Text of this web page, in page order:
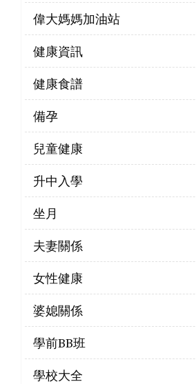
偉大媽媽加油站
健康資訊
健康食譜
備孕
兒童健康
升中入學
坐月
夫妻關係
女性健康
婆媳關係
學前BB班
學校大全